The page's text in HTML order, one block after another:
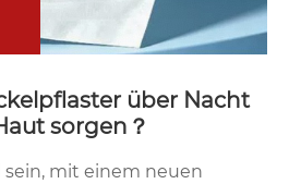
über Nacht
sorgen？
mit einem neuen